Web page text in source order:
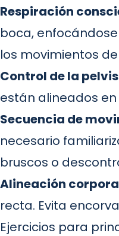
Respiración
boca,
los movimientos
Control de la pelvis
están alineados
Secuencia de
necesario
bruscos o
Alineación
recta. Evita
Ejercicios para